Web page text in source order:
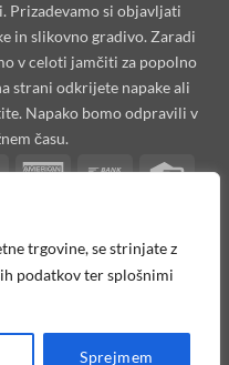
trgovine, se strinjate z
podatkov ter splošnimi
Sprejmem
Prizadevamo si objavljati
in slikovno gradivo. Zaradi
v celoti jamčiti za popolno
strani odkrijete napake ali
Napako bomo odpravili v
času.
Cash
AmericanBank
Google
Pay
PayPal
2
Stripe
Rechung
Trgovina, Na žago 32, 8351